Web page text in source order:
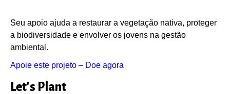
Seu apoio ajuda a restaurar a vegetação nativa, proteger
a biodiversidade e envolver os jovens na gestão
ambiental.
Apoie este projeto – Doe agora
Let's Plant